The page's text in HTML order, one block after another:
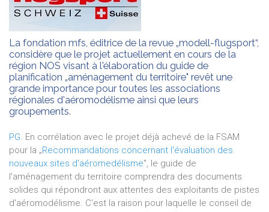
La fondation mfs, éditrice de la revue „modell-flugsport“,
considère que le projet actuellement en cours de la
région NOS visant à l'élaboration du guide de
planification „aménagement du territoire" revêt une
grande importance pour toutes les associations
régionales d'aéromodélisme ainsi que leurs
groupements.
PG. En corrélation avec le projet déjà achevé de la FSAM
pour la „Recommandations concernant l'évaluation des
nouveaux sites d'aéromedélisme", le guide de
l'aménagement du territoire comprendra des documents
solides qui répondront aux attentes des exploitants de pistes
d'aéromodélisme. C'est la raison pour laquelle le conseil de